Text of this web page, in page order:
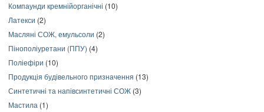
Компаунди кремнійорганічні (10)
Латекси (2)
Масляні СОЖ, емульсоли (2)
Пінополіуретани (ППУ) (4)
Поліефіри (10)
Продукція будівельного призначення (13)
Синтетичні та напівсинтетичні СОЖ (3)
Мастила (1)